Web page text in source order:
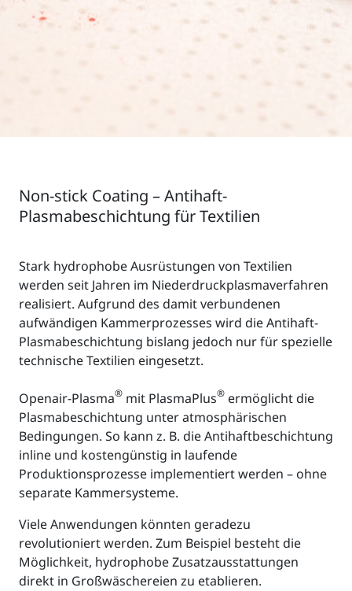
Non-stick Coating – Antihaft-
Plasmabeschichtung für Textilien
Stark hydrophobe Ausrüstungen von Textilien
werden seit Jahren im Niederdruckplasmaverfahren
realisiert. Aufgrund des damit verbundenen
aufwändigen Kammerprozesses wird die Antihaft-
Plasmabeschichtung bislang jedoch nur für spezielle
technische Textilien eingesetzt.
Openair-Plasma® mit PlasmaPlus® ermöglicht die
Plasmabeschichtung unter atmosphärischen
Bedingungen. So kann z. B. die Antihaftbeschichtung
inline und kostengünstig in laufende
Produktionsprozesse implementiert werden – ohne
separate Kammersysteme.
Viele Anwendungen könnten geradezu
revolutioniert werden. Zum Beispiel besteht die
Möglichkeit, hydrophobe Zusatzausstattungen
direkt in Großwäschereien zu etablieren.